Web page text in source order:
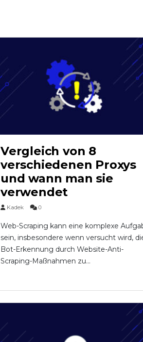
Vergleich von 8
verschiedenen Proxys
und wann man sie
verwendet
Kadek 0
Web-Scraping kann eine komplexe
sein, insbesondere wenn versucht wird,
Bot-Erkennung durch Website-Anti-
Scraping-Maßnahmen zu...